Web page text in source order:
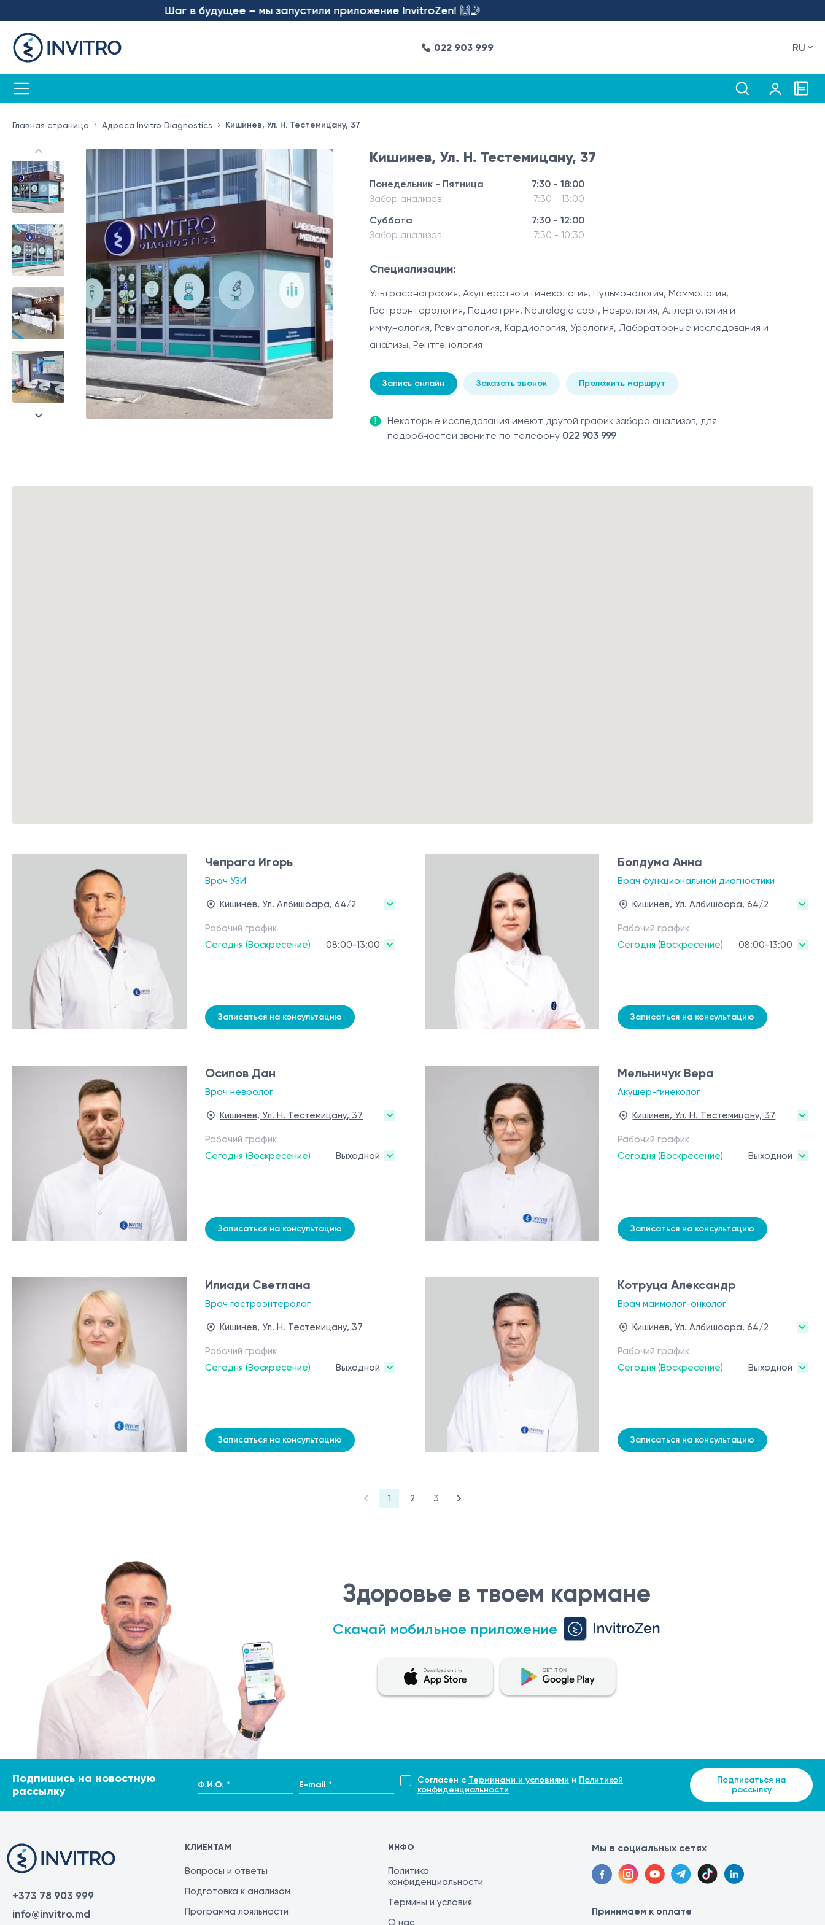
Шаг в будущее – мы запустили приложение InvitroZen! 🙌🤳
022 903 999 RU
Главная страница Адреса Invitro Diagnostics Кишинев, Ул. Н. Тестемицану, 37
Кишинев, Ул. Н. Тестемицану, 37
Понедельник - Пятница 7:30 - 18:00
Забор анализов 7:30 - 13:00
Суббота 7:30 - 12:00
Забор анализов 7:30 - 10:30
Специализации:
Ультрасонография, Акушерство и гинекология, Пульмонология, Маммология,
Гастроэнтерология, Педиатрия, Neurologie copii, Неврология, Аллергология и
иммунология, Ревматология, Кардиология, Урология, Лабораторные исследования и
анализы, Рентгенология
Запись онлайн Заказать звонок Проложить маршрут
Некоторые исследования имеют другой график забора анализов, для
подробностей звоните по телефону 022 903 999
Чепрага Игорь
Врач УЗИ
Кишинев, Ул. Албишоара, 64/2
Рабочий график
Сегодня (Воскресение)
08:00-13:00
Записаться на консультацию
Болдума Анна
Врач функциональной диагностики
Кишинев, Ул. Албишоара, 64/2
Рабочий график
Сегодня (Воскресение)
08:00-13:00
Записаться на консультацию
Осипов Дан
Врач невролог
Кишинев, Ул. Н. Тестемицану, 37
Рабочий график
Сегодня (Воскресение)
Выходной
Записаться на консультацию
Мельничук Вера
Акушер-гинеколог
Кишинев, Ул. Н. Тестемицану, 37
Рабочий график
Сегодня (Воскресение)
Выходной
Записаться на консультацию
Илиади Светлана
Врач гастроэнтеролог
Кишинев, Ул. Н. Тестемицану, 37
Рабочий график
Сегодня (Воскресение)
Выходной
Записаться на консультацию
Котруца Александр
Врач маммолог-онколог
Кишинев, Ул. Албишоара, 64/2
Рабочий график
Сегодня (Воскресение)
Выходной
Записаться на консультацию
1 2 3
Здоровье в твоем кармане
Скачай мобильное приложение
Подпишись на новостную
рассылку
Ф.И.О. * E-mail * Согласен с Терминами и условиями и Политикой
конфиденциальности
Подписаться на
рассылку
+373 78 903 999
info@invitro.md
КЛИЕНТАМ
Вопросы и ответы
Подготовка к анализам
Программа лояльности
ИНФО
Политика
конфиденциальности
Термины и условия
О нас
Мы в социальных сетях
Принимаем к оплате